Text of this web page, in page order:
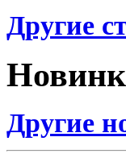
Другие
Другие